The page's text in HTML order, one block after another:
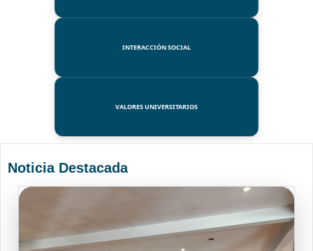
INTERACCIÓN SOCIAL
VALORES UNIVERSITARIOS
Noticia Destacada